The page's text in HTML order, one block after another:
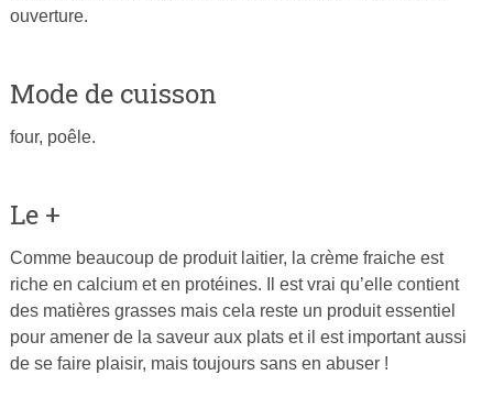
ouverture.
Mode de cuisson
four, poêle.
Le +
Comme beaucoup de produit laitier, la crème fraiche est
riche en calcium et en protéines. Il est vrai qu’elle contient
des matières grasses mais cela reste un produit essentiel
pour amener de la saveur aux plats et il est important aussi
de se faire plaisir, mais toujours sans en abuser !